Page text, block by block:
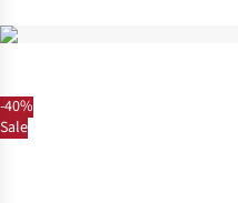
-40%
Sale